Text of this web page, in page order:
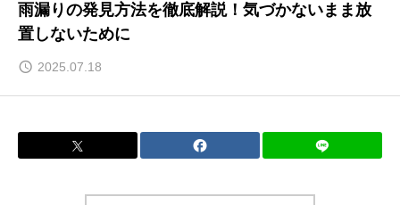
雨漏りの発見方法を徹底解説！気づかないまま放
置しないために
2025.07.18